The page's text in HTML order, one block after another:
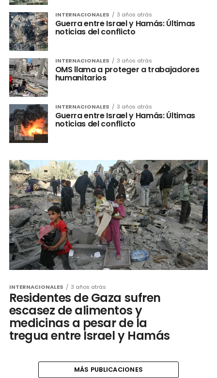
INTERNACIONALES 3 años atrás
Guerra entre Israel y Hamás: Últimas
noticias del conflicto
INTERNACIONALES 3 años atrás
OMS llama a proteger a trabajadores
humanitarios
INTERNACIONALES 3 años atrás
Guerra entre Israel y Hamás: Últimas
noticias del conflicto
INTERNACIONALES 3 años atrás
Residentes de Gaza sufren
escasez de alimentos y
medicinas a pesar de la
tregua entre Israel y Hamás
MÁS PUBLICACIONES